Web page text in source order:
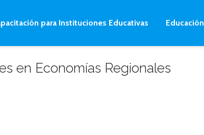
para Instituciones Educativas Educación
en Economías Regionales